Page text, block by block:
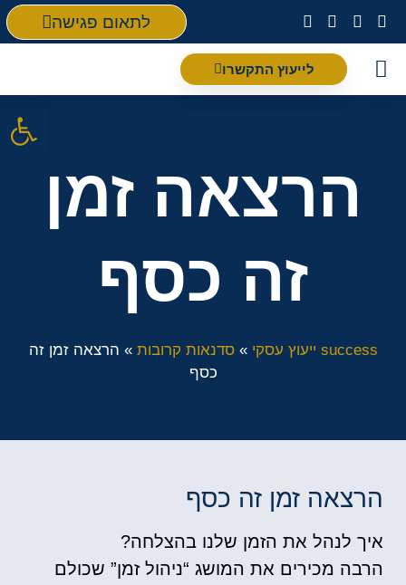
לתאום פגישה
לייעוץ התקשרו
הרצאה זמן
זה כסף
success ייעוץ עסקי »סדנאות קרובות » הרצאה זמן זה
כסף
הרצאה זמן זה כסף
איך לנהל את הזמן שלנו בהצלחה?
הרבה מכירים את המושג “ניהול זמן” שכולם
פתח